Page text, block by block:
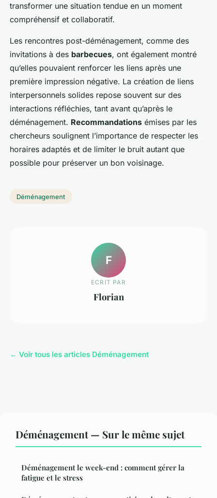
transformer une situation tendue en un moment
compréhensif et collaboratif.
Les rencontres post-déménagement, comme des
invitations à des barbecues, ont également montré
qu’elles pouvaient renforcer les liens après une
première impression négative. La création de liens
interpersonnels solides repose souvent sur des
interactions réfléchies, tant avant qu’après le
déménagement. Recommandations émises par les
chercheurs soulignent l’importance de respecter les
horaires adaptés et de limiter le bruit autant que
possible pour préserver un bon voisinage.
Déménagement
F
ECRIT PAR
Florian
← Voir tous les articles Déménagement
Déménagement — Sur le même sujet
Déménagement le week-end : comment gérer la
fatigue et le stress